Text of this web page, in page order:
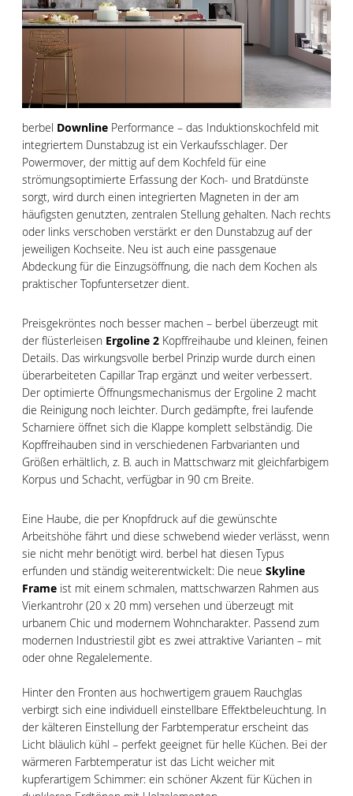
berbel Downline Performance – das Induktionskochfeld mit
integriertem Dunstabzug ist ein Verkaufsschlager. Der
Powermover, der mittig auf dem Kochfeld für eine
strömungsoptimierte Erfassung der Koch- und Bratdünste
sorgt, wird durch einen integrierten Magneten in der am
häufigsten genutzten, zentralen Stellung gehalten. Nach rechts
oder links verschoben verstärkt er den Dunstabzug auf der
jeweiligen Kochseite. Neu ist auch eine passgenaue
Abdeckung für die Einzugsöffnung, die nach dem Kochen als
praktischer Topfuntersetzer dient.
Preisgekröntes noch besser machen – berbel überzeugt mit
der flüsterleisen Ergoline 2 Kopffreihaube und kleinen, feinen
Details. Das wirkungsvolle berbel Prinzip wurde durch einen
überarbeiteten Capillar Trap ergänzt und weiter verbessert.
Der optimierte Öffnungsmechanismus der Ergoline 2 macht
die Reinigung noch leichter. Durch gedämpfte, frei laufende
Scharniere öffnet sich die Klappe komplett selbständig. Die
Kopffreihauben sind in verschiedenen Farbvarianten und
Größen erhältlich, z. B. auch in Mattschwarz mit gleichfarbigem
Korpus und Schacht, verfügbar in 90 cm Breite.
Eine Haube, die per Knopfdruck auf die gewünschte
Arbeitshöhe fährt und diese schwebend wieder verlässt, wenn
sie nicht mehr benötigt wird. berbel hat diesen Typus
erfunden und ständig weiterentwickelt: Die neue Skyline
Frame ist mit einem schmalen, mattschwarzen Rahmen aus
Vierkantrohr (20 x 20 mm) versehen und überzeugt mit
urbanem Chic und modernem Wohncharakter. Passend zum
modernen Industriestil gibt es zwei attraktive Varianten – mit
oder ohne Regalelemente.
Hinter den Fronten aus hochwertigem grauem Rauchglas
verbirgt sich eine individuell einstellbare Effektbeleuchtung. In
der kälteren Einstellung der Farbtemperatur erscheint das
Licht bläulich kühl – perfekt geeignet für helle Küchen. Bei der
wärmeren Farbtemperatur ist das Licht weicher mit
kupferartigem Schimmer: ein schöner Akzent für Küchen in